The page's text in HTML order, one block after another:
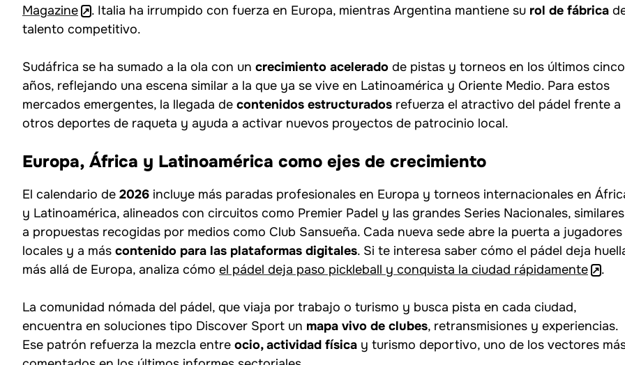
Magazine
. Italia ha irrumpido con fuerza en Europa, mientras Argentina mantiene su rol de fábrica
talento competitivo.
Sudáfrica se ha sumado a la ola con un crecimiento acelerado de pistas y torneos en los últimos cinco
años, reflejando una escena similar a la que ya se vive en Latinoamérica y Oriente Medio. Para estos
mercados emergentes, la llegada de contenidos estructurados refuerza el atractivo del pádel frente a
otros deportes de raqueta y ayuda a activar nuevos proyectos de patrocinio local.
Europa, África y Latinoamérica como ejes de crecimiento
El calendario de 2026 incluye más paradas profesionales en Europa y torneos internacionales en
y Latinoamérica, alineados con circuitos como Premier Padel y las grandes Series Nacionales, similares
a propuestas recogidas por medios como Club Sansueña. Cada nueva sede abre la puerta a jugadores
locales y a más contenido para las plataformas digitales. Si te interesa saber cómo el pádel deja
más allá de Europa, analiza cómo el pádel deja paso pickleball y conquista la ciudad rápidamente .
La comunidad nómada del pádel, que viaja por trabajo o turismo y busca pista en cada ciudad,
encuentra en soluciones tipo Discover Sport un mapa vivo de clubes, retransmisiones y experiencias.
Ese patrón refuerza la mezcla entre ocio, actividad física y turismo deportivo, uno de los vectores